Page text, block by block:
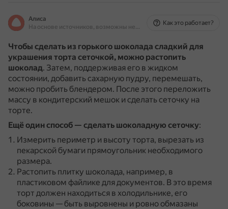
Алиса
На основе источников, возможны неточности
Как это работает?
Чтобы сделать из горького шоколада сладкий для
украшения торта сеточкой, можно растопить
шоколад. Затем, поддерживая его в жидком
состоянии, добавить сахарную пудру, перемешать,
можно пробить блендером. После этого переложить
массу в кондитерский мешок и сделать сеточку на
торте.
Ещё один способ — сделать шоколадную сеточку:
Измерить периметр и высоту торта, вырезать из
пекарской бумаги прямоугольник необходимого
размера.
Растопить плитку шоколада, например, в
пластиковом файлике для документов. В это время
торт должен находиться в холодильнике, его
боковины — быть выровнены и ровно обмазаны